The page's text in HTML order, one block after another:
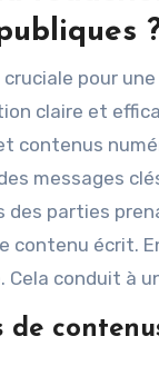
pour
claire et
contenus
messages
des parties
contenu écrit.
Cela conduit à
de